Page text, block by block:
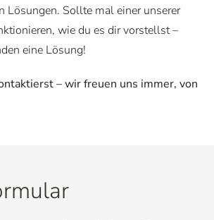
Lösungen. Sollte mal einer unserer
wie du es dir vorstellst –
eine Lösung!
– wir freuen uns immer, von